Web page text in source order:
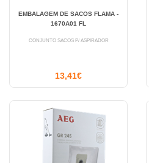
EMBALAGEM DE SACOS FLAMA -
1670A01 FL
CONJUNTO SACOS P/ ASPIRADOR
13,41€